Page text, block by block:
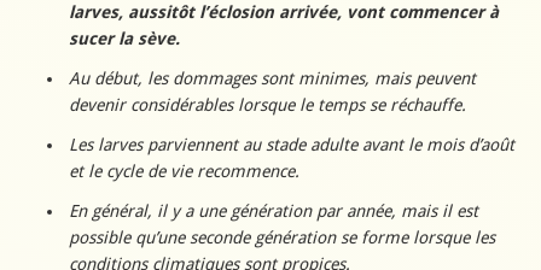
larves, aussitôt l’éclosion arrivée, vont commencer à
sucer la sève.
Au début, les dommages sont minimes, mais peuvent
devenir considérables lorsque le temps se réchauffe.
Les larves parviennent au stade adulte avant le mois d’août
et le cycle de vie recommence.
En général, il y a une génération par année, mais il est
possible qu’une seconde génération se forme lorsque les
conditions climatiques sont propices.